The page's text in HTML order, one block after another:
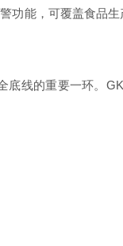
功能，可覆盖食品
线的重要一环。